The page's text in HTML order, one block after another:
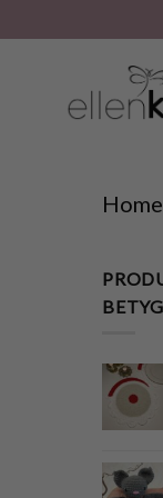
Home
BETYG